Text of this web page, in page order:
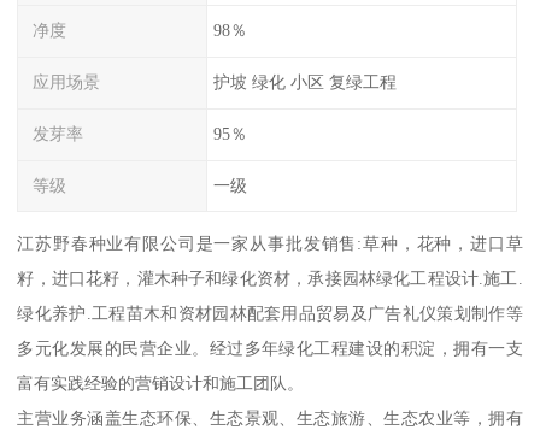
净度 98％
应用场景 护坡 绿化 小区 复绿工程
发芽率 95％
等级 一级
江苏野春种业有限公司是一家从事批发销售:草种，花种，进口草
籽，进口花籽，灌木种子和绿化资材，承接园林绿化工程设计.施工.
绿化养护.工程苗木和资材园林配套用品贸易及广告礼仪策划制作等
多元化发展的民营企业。经过多年绿化工程建设的积淀，拥有一支
富有实践经验的营销设计和施工团队。
主营业务涵盖生态环保、生态景观、生态旅游、生态农业等，拥有